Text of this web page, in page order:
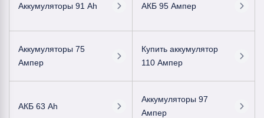
Аккумуляторы 91 Ah АКБ 95 Ампер
Аккумуляторы 75
Ампер
Купить аккумулятор
110 Ампер
АКБ 63 Ah
Аккумуляторы 97
Ампер